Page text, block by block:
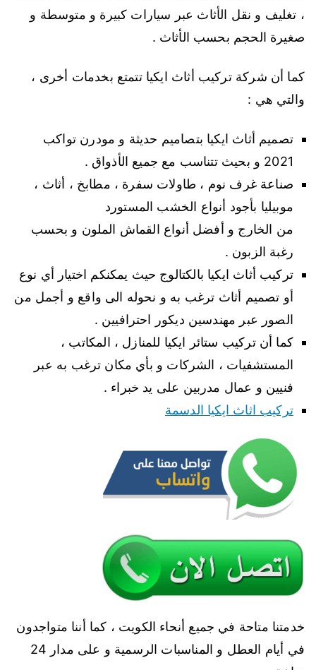
، تغليف و نقل الأثاث عبر سيارات كبيرة و متوسطة و
صغيرة الحجم بحسب الأثاث .
كما أن شركة تركيب أثاث ايكيا تتمتع بخدمات أخرى ،
والتي هي :
تصميم أثاث ايكيا بتصاميم حديثة و مودرن تواكب
2021 و بحيث تتناسب مع جميع الأذواق .
صناعة غرف نوم ، طاولات سفرة ، مطابخ ، أثاث ،
موبيليا بأجود أنواع الخشب المستورد
من الخارج و أفضل أنواع القماش الملون و بحسب
رغبة الزبون .
تركيب أثاث ايكيا بالكتالوج حيث يمكنكم اختيار أي نوع
أو تصميم أثاث ترغب به و نحوله الى واقع و أجمل من
الصور عبر مهندسين ديكور احترافيين .
كما أن تركيب ستائر ايكيا للمنازل ، المكاتب ،
المستشفيات ، الشركات و بأي مكان ترغب به عبر
فنيين و عمال مدربين على يد خبراء .
تركيب اثاث ايكيا الدسمة
خدمتنا متاحة في جميع أنحاء الكويت ، كما أننا متواجدون
في أيام العطل و المناسبات الرسمية و على مدار 24